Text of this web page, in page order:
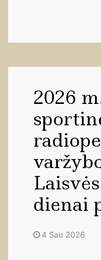
2026
dienai
4 Sau 2026